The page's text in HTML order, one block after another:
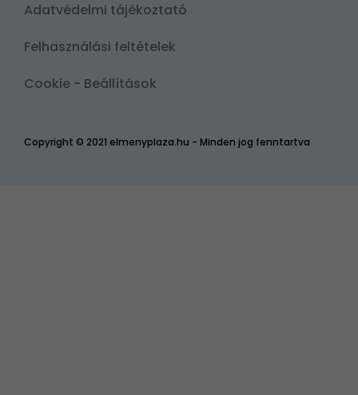
Copyright © 2021 elmenyplaza.hu - Minden jog fenntartva
Adatvédelmi tájékoztató
Felhasználási feltételek
Cookie - Beállítások